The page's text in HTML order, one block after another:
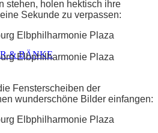
& BÄNKE
stehen, holen hektisch ihre
Sekunde zu verpassen:
Fensterscheiben der
wunderschöne Bilder einfangen: